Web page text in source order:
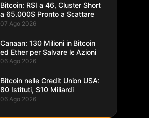
Bitcoin: RSI a 46, Cluster Short
a 65.000$ Pronto a Scattare
07 Ago 2026
Canaan: 130 Milioni in Bitcoin
ed Ether per Salvare le Azioni
06 Ago 2026
Bitcoin nelle Credit Union USA:
80 Istituti, $10 Miliardi
06 Ago 2026